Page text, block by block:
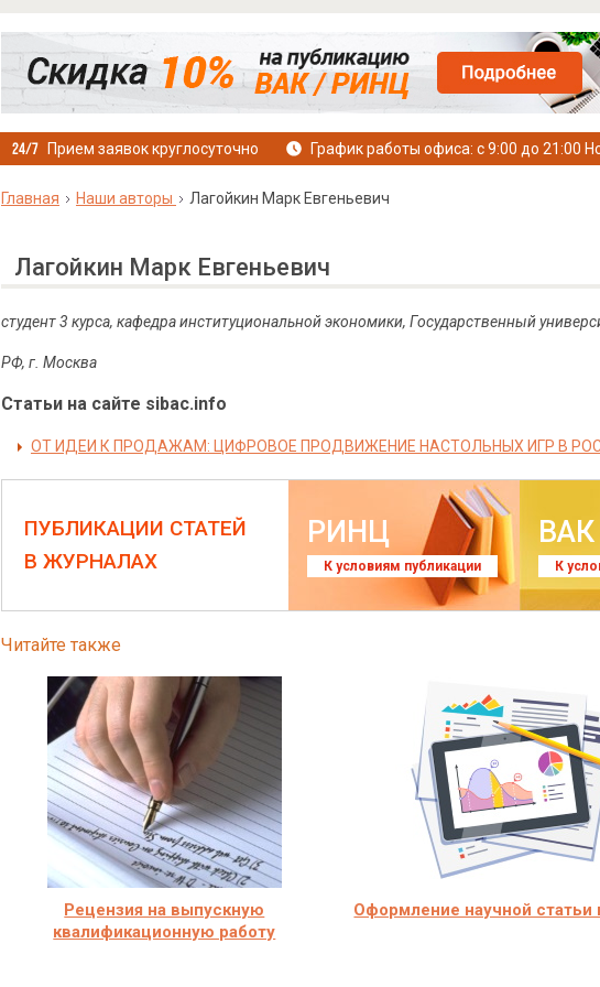
Прием заявок круглосуточно График работы офиса: с 9:00 до 21:00
Главная Наши авторы Лагойкин Марк Евгеньевич
Лагойкин Марк Евгеньевич
студент 3 курса, кафедра институциональной экономики, Государственный
РФ, г. Москва
Статьи на сайте sibac.info
ОТ ИДЕИ К ПРОДАЖАМ: ЦИФРОВОЕ ПРОДВИЖЕНИЕ НАСТОЛЬНЫХ ИГР В
ПУБЛИКАЦИИ СТАТЕЙ
В ЖУРНАЛАХ
РИНЦ
К условиям публикации
ВАК
К
Читайте также
Рецензия на выпускную
квалификационную работу
Оформление научной статьи